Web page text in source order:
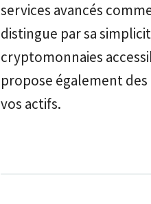
services avancés
distingue par sa
cryptomonnaies
propose également
vos actifs.